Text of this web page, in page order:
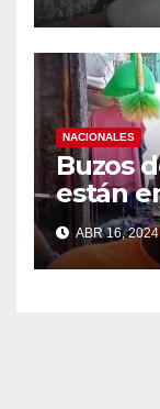
NACIONALES
Buzos
están
ABR 16,